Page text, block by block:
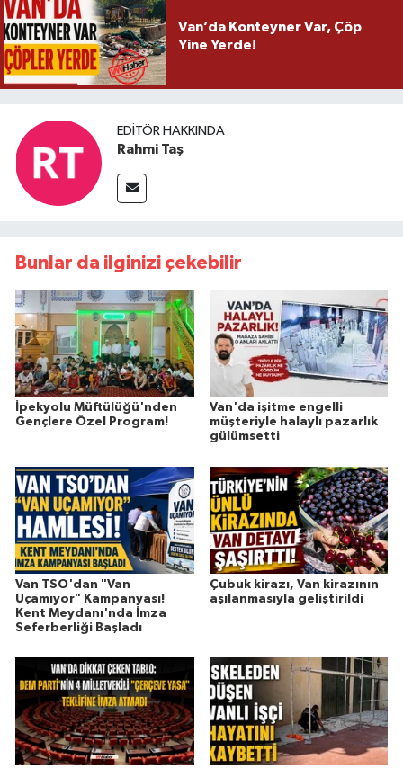
Van’da Konteyner Var, Çöp
Yine Yerde!
EDITÖR HAKKINDA
Rahmi Taş
Bunlar da ilginizi çekebilir
İpekyolu Müftülüğü'nden
Gençlere Özel Program!
Van'da işitme engelli
müşteriyle halaylı pazarlık
gülümsetti
Van TSO'dan "Van
Uçamıyor" Kampanyası!
Kent Meydanı'nda İmza
Seferberliği Başladı
Çubuk kirazı, Van kirazının
aşılanmasıyla geliştirildi